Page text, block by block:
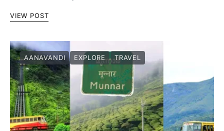
VIEW POST
AANAVANDI EXPLORE TRAVEL